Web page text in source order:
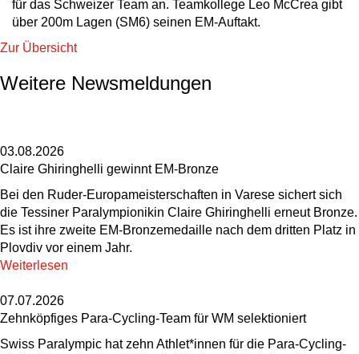
für das Schweizer Team an. Teamkollege Leo McCrea gibt
über 200m Lagen (SM6) seinen EM-Auftakt.
Zur Übersicht
Weitere Newsmeldungen
03.08.2026
Claire Ghiringhelli gewinnt EM-Bronze
Bei den Ruder-Europameisterschaften in Varese sichert sich
die Tessiner Paralympionikin Claire Ghiringhelli erneut Bronze.
Es ist ihre zweite EM-Bronzemedaille nach dem dritten Platz in
Plovdiv vor einem Jahr.
Weiterlesen
07.07.2026
Zehnköpfiges Para-Cycling-Team für WM selektioniert
Swiss Paralympic hat zehn Athlet*innen für die Para-Cycling-